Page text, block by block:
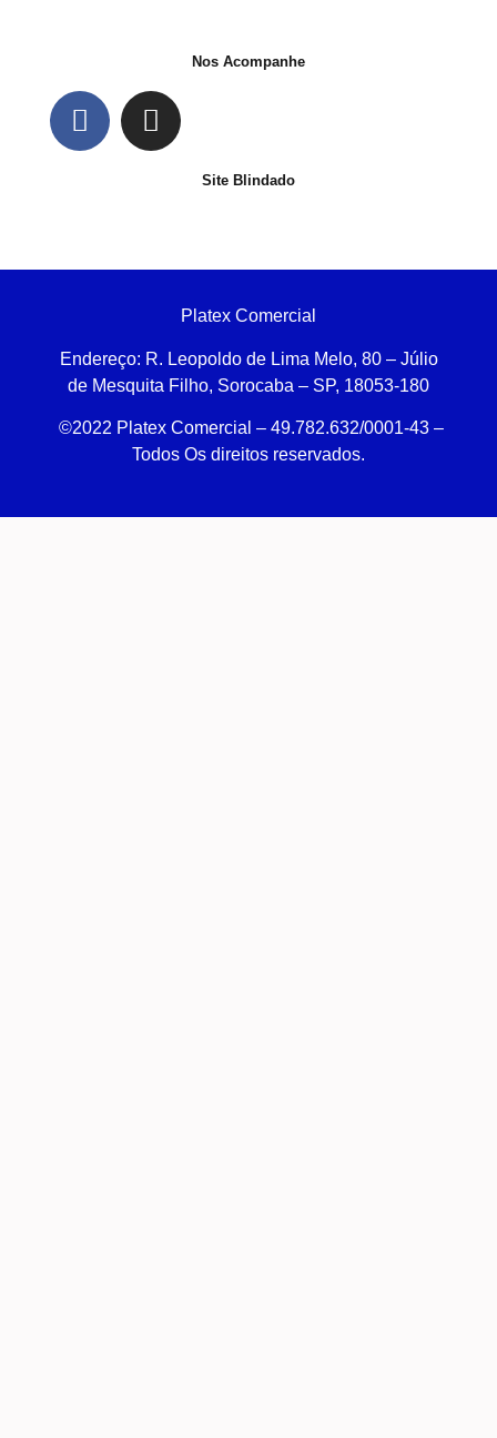
Nos Acompanhe
Site Blindado
Platex Comercial
Endereço: R. Leopoldo de Lima Melo, 80 – Júlio
de Mesquita Filho, Sorocaba – SP, 18053-180
©2022 Platex Comercial – 49.782.632/0001-43 –
Todos Os direitos reservados.